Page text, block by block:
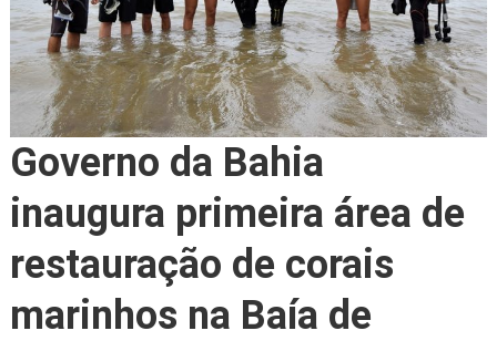
Governo da Bahia
inaugura primeira área de
restauração de corais
marinhos na Baía de